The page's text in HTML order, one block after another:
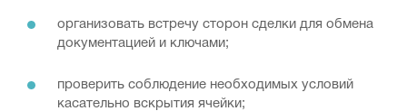
организовать встречу сторон сделки для обмена
документацией и ключами;
проверить соблюдение необходимых условий
касательно вскрытия ячейки;